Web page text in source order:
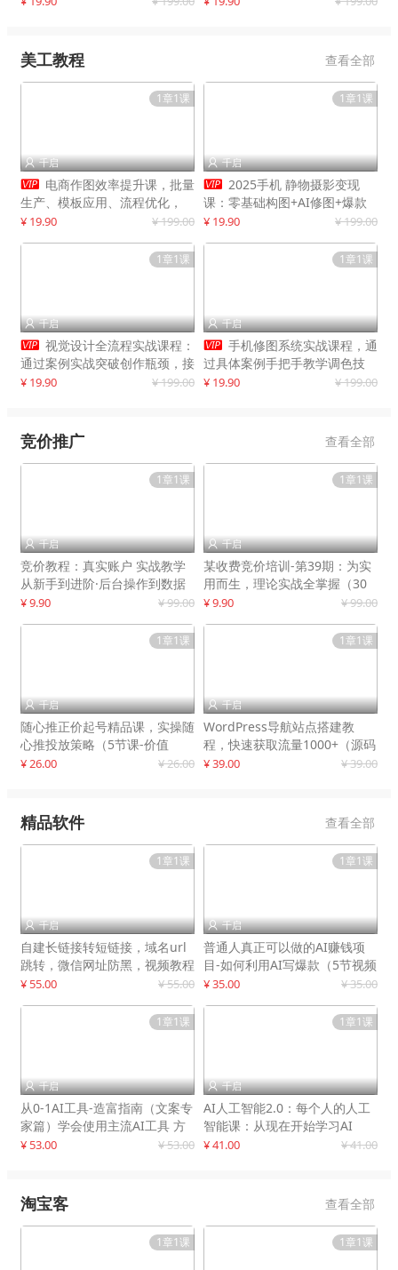
美工教程 查看全部
1章1课
 千启
 电商作图效率提升课，批量
生产、模板应用、流程优化，
20+细分品类实操案例，月赚3
¥ 19.90 ¥ 199.00
1章1课
 千启
 2025手机 静物摄影变现
课：零基础构图+AI修图+爆款
创作
¥ 19.90 ¥ 199.00
1章1课
 千启
 视觉设计全流程实战课程：
通过案例实战突破创作瓶颈，接
单月入20000+
¥ 19.90 ¥ 199.00
1章1课
 千启
 手机修图系统实战课程，通
过具体案例手把手教学调色技
巧，实现副业变现
¥ 19.90 ¥ 199.00
竞价推广 查看全部
1章1课
 千启
竞价教程：真实账户 实战教学
从新手到进阶·后台操作到数据
优化
¥ 9.90 ¥ 99.00
1章1课
 千启
某收费竞价培训-第39期：为实
用而生，理论实战全掌握（30
节课）
¥ 9.90 ¥ 99.00
1章1课
 千启
随心推正价起号精品课，实操随
心推投放策略（5节课-价值
298）
¥ 26.00 ¥ 26.00
1章1课
 千启
WordPress导航站点搭建教
程，快速获取流量1000+（源码
+教程）
¥ 39.00 ¥ 39.00
精品软件 查看全部
1章1课
 千启
自建长链接转短链接，域名url
跳转，微信网址防黑，视频教程
手把手教你
¥ 55.00 ¥ 55.00
1章1课
 千启
普通人真正可以做的AI赚钱项
目-如何利用AI写爆款（5节视频
课）
¥ 35.00 ¥ 35.00
1章1课
 千启
从0-1AI工具-造富指南（文案专
家篇）学会使用主流AI工具 方
法和心法的融合
¥ 53.00 ¥ 53.00
1章1课
 千启
AI人工智能2.0：每个人的人工
智能课：从现在开始学习AI
¥ 41.00 ¥ 41.00
淘宝客 查看全部
1章1课 1章1课